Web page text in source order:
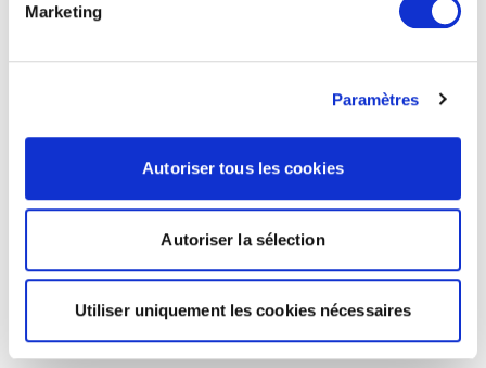
Marketing
Paramètres
Autoriser tous les cookies
Autoriser la sélection
Utiliser uniquement les cookies nécessaires